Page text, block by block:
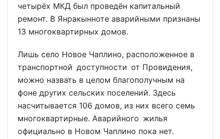
четырёх МКД был проведён капитальный
ремонт. В Янракынноте аварийными признаны
13 многоквартирных домов.
Лишь село Новое Чаплино, расположенное в
транспортной доступности от Провидения,
можно назвать в целом благополучным на
фоне других сельских поселений. Здесь
насчитывается 106 домов, из них всего семь
многоквартирные. Аварийного жилья
официально в Новом Чаплино пока нет.